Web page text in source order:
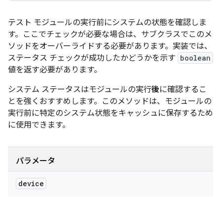
テスト モジュールの実行前にシステムの状態を確認しま
す。ここでチェックが必要な場合は、サブクラスでこのメ
ソッドをオーバーライドする必要があります。実装では、
ステータス チェックが成功したかどうかを示す boolean
値を返す必要があります。
システム ステータスはモジュールの実行後に確認するこ
とを強くおすすめします。このメソッドは、モジュールの
実行前に特定のシステム状態をキャッシュに保存するため
に使用できます。
パラメータ
device